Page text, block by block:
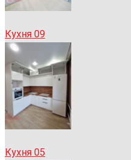
Кухня 09
Кухня 05